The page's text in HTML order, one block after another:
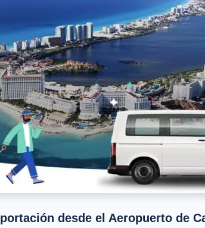
desde el Aeropuerto de